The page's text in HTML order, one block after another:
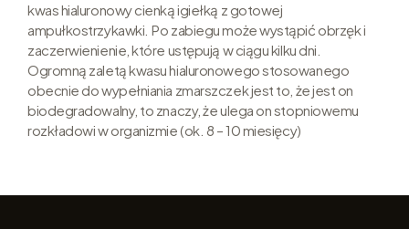
kwas hialuronowy cienką igiełką z gotowej
ampułkostrzykawki. Po zabiegu może wystąpić obrzęk i
zaczerwienienie, które ustępują w ciągu kilku dni.
Ogromną zaletą kwasu hialuronowego stosowanego
obecnie do wypełniania zmarszczek jest to, że jest on
biodegradowalny, to znaczy, że ulega on stopniowemu
rozkładowi w organizmie (ok. 8 – 10 miesięcy)